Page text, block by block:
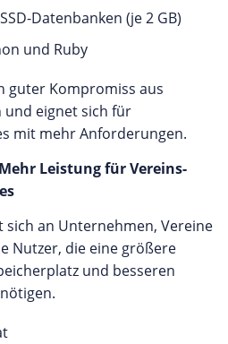
Datenbanken (je 2 GB)
und Ruby
guter Kompromiss aus
und eignet sich für
mit mehr Anforderungen.
Leistung für Vereins-
sich an Unternehmen, Vereine
Nutzer, die eine größere
und besseren